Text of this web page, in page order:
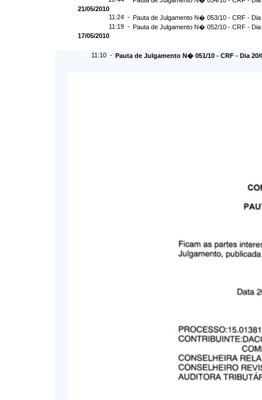
21/05/2010
11:24 - Pauta de Julgamento N� 053/10 - CRF - Dia
11:19 - Pauta de Julgamento N� 052/10 - CRF - Dia
17/05/2010
11:10 - Pauta de Julgamento N� 051/10 - CRF - Dia 20/